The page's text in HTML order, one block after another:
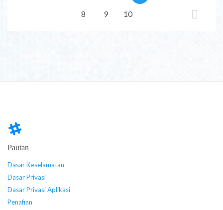
8
9 10
Pautan
Dasar Keselamatan
Dasar Privasi
Dasar Privasi Aplikasi
Penafian